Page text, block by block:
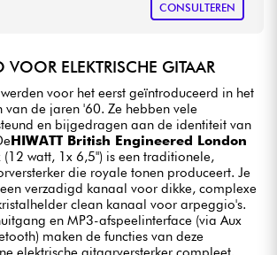
CONSULTEREN
ELEKTRISCHE GITAAR
voor het eerst geïntroduceerd in het
van de jaren '60. Ze hebben vele
en bijgedragen aan de identiteit van
HIWATT British Engineered London
(12 watt, 1x 6,5") is een traditionele,
die royale tonen produceert. Je
een verzadigd kanaal voor dikke, complexe
clean kanaal voor arpeggio's.
en MP3-afspeelinterface (via Aux
maken de functies van deze